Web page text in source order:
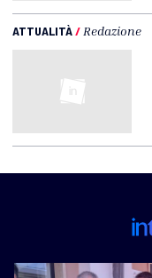
ATTUALITÀ/Redazione